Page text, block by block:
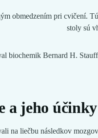
obmedzením pri cvičení.
stoly sú
biochemik Bernard H.
a jeho účinky
na liečbu následkov